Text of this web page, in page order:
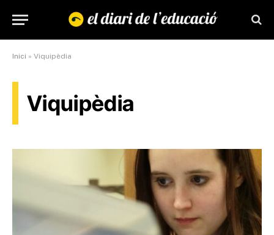
Inici » Viquipèdia
Viquipèdia